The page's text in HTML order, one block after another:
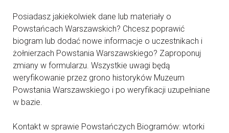
Posiadasz jakiekolwiek dane lub materiały o
Powstańcach Warszawskich? Chcesz poprawić
biogram lub dodać nowe informacje o uczestnikach i
żołnierzach Powstania Warszawskiego? Zaproponuj
zmiany w formularzu. Wszystkie uwagi będą
weryfikowanie przez grono historyków Muzeum
Powstania Warszawskiego i po weryfikacji uzupełniane
w bazie.
Kontakt w sprawie Powstańczych Biogramów: wtorki